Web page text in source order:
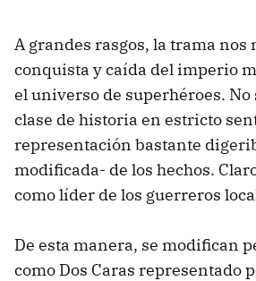
A grandes rasgos, la trama nos
conquista y caída del imperio
el universo de superhéroes. No
clase de historia en estricto
representación bastante
modificada- de los hechos.
como líder de los guerreros
De esta manera, se modifican
como Dos Caras representado